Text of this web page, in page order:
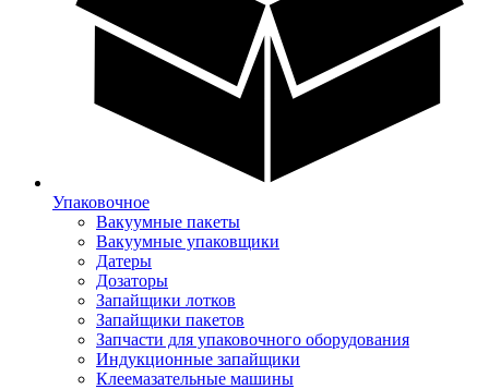
Упаковочное
Вакуумные пакеты
Вакуумные упаковщики
Датеры
Дозаторы
Запайщики лотков
Запайщики пакетов
Запчасти для упаковочного оборудования
Индукционные запайщики
Клеемазательные машины